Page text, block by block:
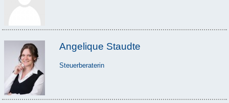
Angelique Staudte
Steuerberaterin